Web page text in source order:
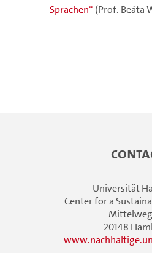
Sprachen“ (Prof. Beáta
Universität
Center for a
Mittelweg
20148